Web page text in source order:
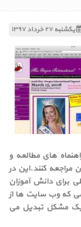
یکشنبه ۲۷ خرداد ۱۳۹۷
های مطالعه و
کنند.این در
برای دانش آموزان
که وب سایت ها از
مشکل تبدیل می